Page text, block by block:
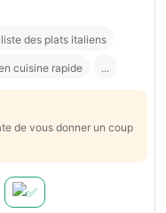
des plats italiens
cuisine rapide ...
de vous donner un coup